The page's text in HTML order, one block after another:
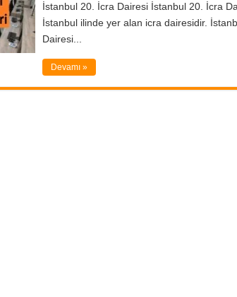
İstanbul 20. İcra Dairesi İstanbul 20. İcra
İstanbul ilinde yer alan icra dairesidir.
Dairesi...
Devamı »